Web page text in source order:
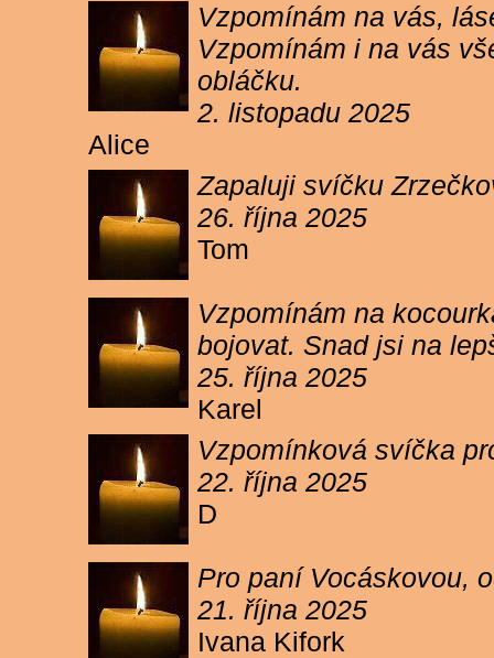
Vzpomínám na vás,
Vzpomínám i na vás
obláčku.
2. listopadu 2025
Alice
Zapaluji svíčku
26. října 2025
Tom
Vzpomínám na
bojovat. Snad jsi na
25. října 2025
Karel
Vzpomínková svíčka
22. října 2025
D
Pro paní Vocáskovou,
21. října 2025
Ivana Kifork